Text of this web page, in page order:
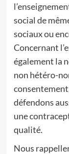
social de
sociaux ou
Concernant
également la
non hétéro-
défendons
une
qualité.
Nous